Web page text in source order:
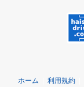
ホーム 利用規約